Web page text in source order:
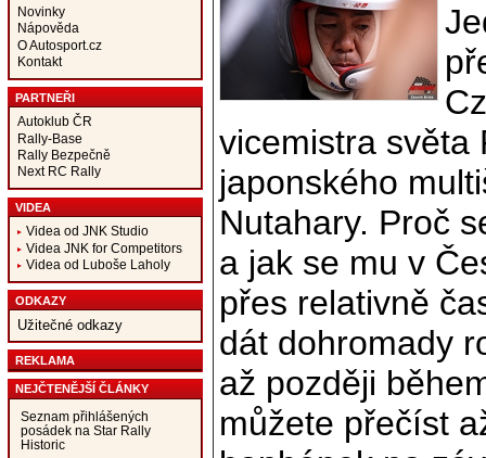
Novinky
Nápověda
O Autosport.cz
Kontakt
PARTNEŘI
Autoklub ČR
Rally-Base
Rally Bezpečně
Next RC Rally
VIDEA
Videa od JNK Studio
Videa JNK for Competitors
Videa od Luboše Laholy
ODKAZY
Užitečné odkazy
REKLAMA
NEJČTENĚJŠÍ ČLÁNKY
Seznam přihlášených
posádek na Star Rally
Historic
vicemistra světa
japonského
Nutahary. Proč
a jak se mu v
přes relativně
dát dohromady
až později
můžete přečíst